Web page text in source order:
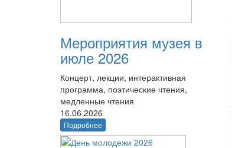
Мероприятия музея в
июле 2026
Концерт, лекции, интерактивная
программа, поэтические чтения,
медленные чтения
16.06.2026
Подробнее